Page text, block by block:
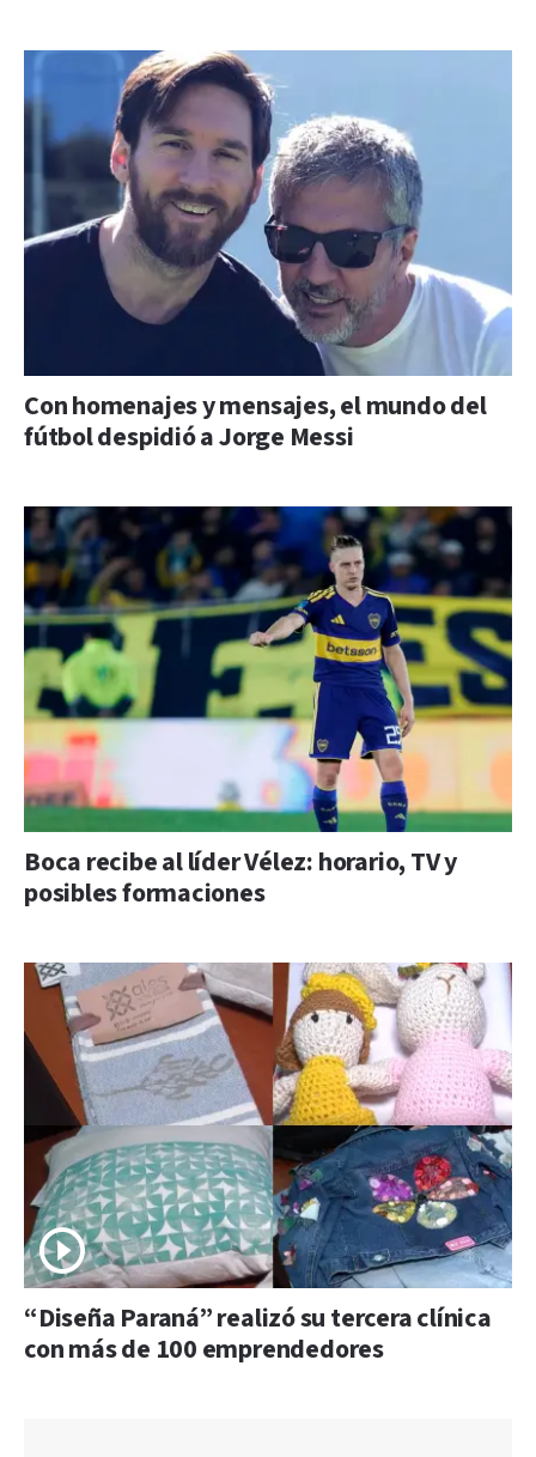
Con homenajes y mensajes, el mundo del
fútbol despidió a Jorge Messi
Boca recibe al líder Vélez: horario, TV y
posibles formaciones
“Diseña Paraná” realizó su tercera clínica
con más de 100 emprendedores